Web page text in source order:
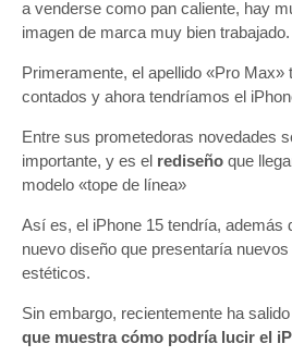
a venderse como pan caliente, hay
imagen de marca muy bien trabajado.
Primeramente, el apellido «Pro Max»
contados y ahora tendríamos el
Entre sus prometedoras novedades
importante, y es el rediseño que
modelo «tope de línea»
Así es, el iPhone 15 tendría, además
nuevo diseño que presentaría
estéticos.
Sin embargo, recientemente ha
que muestra cómo podría lucir el